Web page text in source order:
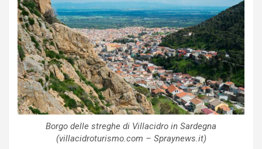
Borgo delle streghe di Villacidro in Sardegna
(villacidroturismo.com – Spraynews.it)